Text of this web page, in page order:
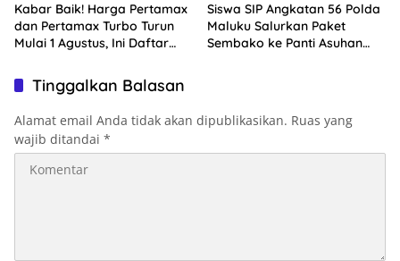
Kabar Baik! Harga Pertamax
dan Pertamax Turbo Turun
Mulai 1 Agustus, Ini Daftar
Siswa SIP Angkatan 56 Polda
Maluku Salurkan Paket
Sembako ke Panti Asuhan
Tinggalkan Balasan
Alamat email Anda tidak akan dipublikasikan. Ruas yang
wajib ditandai *